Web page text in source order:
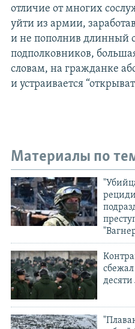
отличие от многих
уйти из армии,
и не пополнив длинный
подполковников,
словам, на гражданке
и устраивается
Материалы по
десяти